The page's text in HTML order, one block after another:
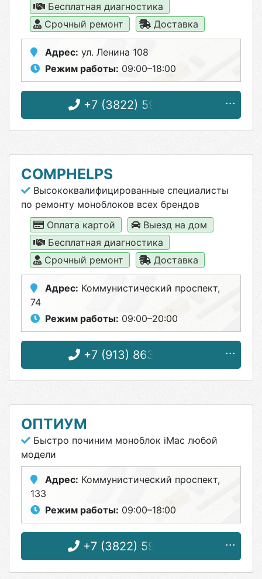
Бесплатная диагностика
Срочный ремонт
Доставка
Адрес: ул. Ленина 108
Режим работы: 09:00–18:00
+7 (3822) 59-09-01
COMPHELPS
Высококвалифицированные специалисты
по ремонту моноблоков всех брендов
Оплата картой
Выезд на дом
Бесплатная диагностика
Срочный ремонт
Доставка
Адрес: Коммунистический проспект,
74
Режим работы: 09:00–20:00
+7 (913) 863-43-92
ОПТИУМ
Быстро починим моноблок iMac любой
модели
Адрес: Коммунистический проспект,
133
Режим работы: 09:00–18:00
+7 (3822) 59-00-59